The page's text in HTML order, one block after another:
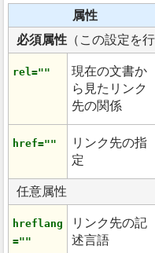
属性
必須属性 （この設定を
rel=""
現在の文書か
ら見たリンク
先の関係
href=""
リンク先の指
定
任意属性
hreflang
=""
リンク先の記
述言語